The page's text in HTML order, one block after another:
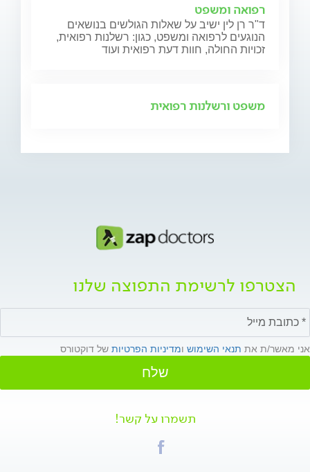
רפואה ומשפט
ד"ר רן לין ישיב על שאלות הגולשים בנושאים
הנוגעים לרפואה ומשפט, כגון: רשלנות רפואית,
זכויות החולה, חוות דעת רפואית ועוד
משפט ורשלנות רפואית
הצטרפו לרשימת התפוצה שלנו
אני מאשר/ת את תנאי השימוש ומדיניות הפרטיות של דוקטורס
שלח
תשמרו על קשר!